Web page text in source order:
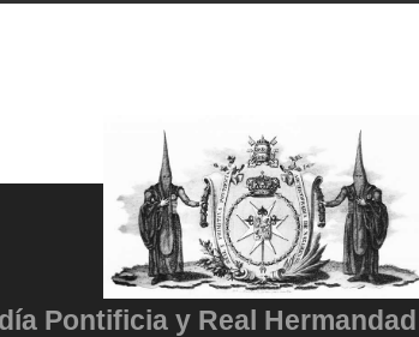
Pontificia y Real